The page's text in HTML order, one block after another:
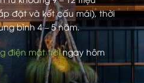
đặt và kết cấu mái), thời
bình 4 – 5 năm.
điện mặt trờingay hôm